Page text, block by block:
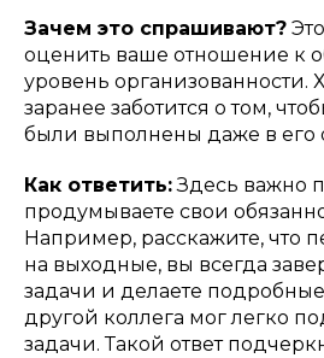
Зачем это спрашивают?
оценить ваше отношение к
уровень организованности.
заранее заботится о том,
были выполнены даже в его
Как ответить:Здесь важно
продумываете свои
Например, расскажите, что
на выходные, вы всегда
задачи и делаете
другой коллега мог легко
задачи. Такой ответ